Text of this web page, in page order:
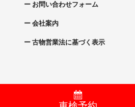
ー お問い合わせフォーム
ー 会社案内
ー 古物営業法に基づく表示
の格安車検【車検の速太郎】能美店・小松店